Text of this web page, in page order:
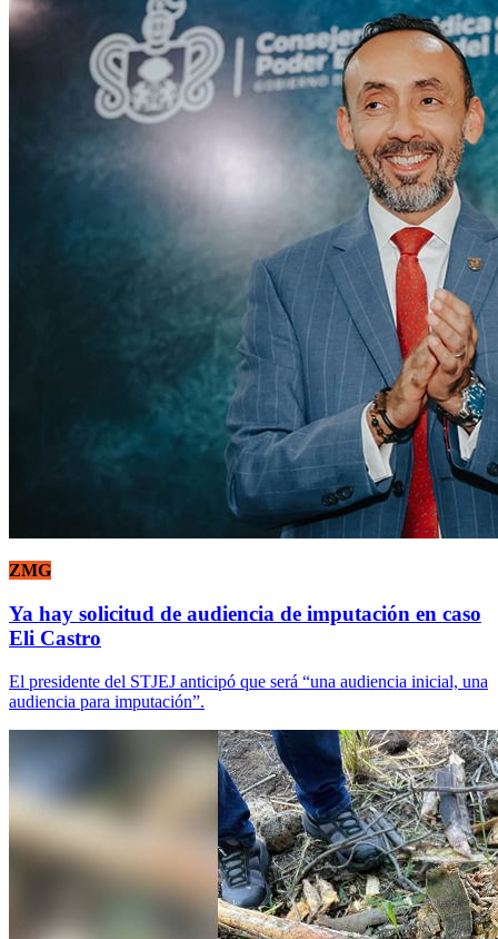
ZMG
Ya hay solicitud de audiencia de imputación en caso
Eli Castro
El presidente del STJEJ anticipó que será “una audiencia inicial, una
audiencia para imputación”.